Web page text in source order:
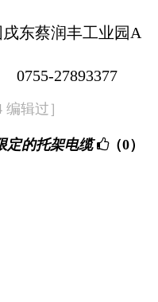
戌东蔡润丰工业园 A
0755-27893377
编辑过］
定的托架电缆
（0）